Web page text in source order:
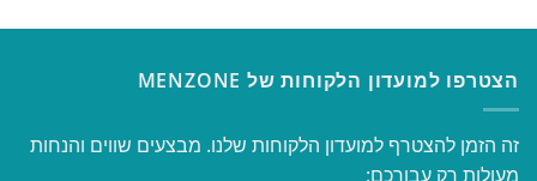
הצטרפו למועדון הלקוחות של MENZONE
זה הזמן להצטרף למועדון הלקוחות שלנו. מבצעים שווים והנחות
מעולות רק עבורכם: